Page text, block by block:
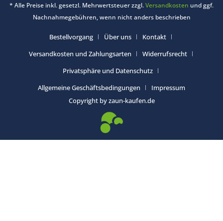
* Alle Preise inkl. gesetzl. Mehrwertsteuer zzgl.Versandkosten und ggf.
Nachnahmegebühren, wenn nicht anders beschrieben
Bestellvorgang Über uns
Kontakt
Versandkosten und Zahlungsarten
Widerrufsrecht
Privatsphäre und Datenschutz
Allgemeine Geschäftsbedingungen
Impressum
Copyright by zaun-kaufen.de